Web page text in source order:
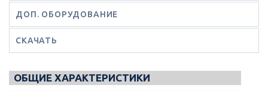
ДОП. ОБОРУДОВАНИЕ
СКАЧАТЬ
ОБЩИЕ ХАРАКТЕРИСТИКИ